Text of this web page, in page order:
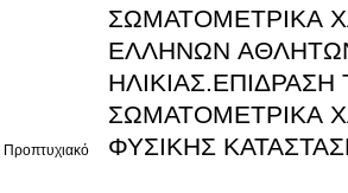
Προπτυχιακό
ΣΩΜΑΤΟΜΕΤΡΙΚΑ
ΕΛΛΗΝΩΝ
ΣΩΜΑΤΟΜΕΤΡΙΚΑ
ΦΥΣΙΚΗΣ